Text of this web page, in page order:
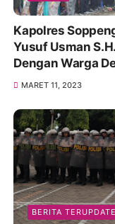
Kapolres
Yusuf Usman
Dengan Warga
MARET 11, 2023
BERITA